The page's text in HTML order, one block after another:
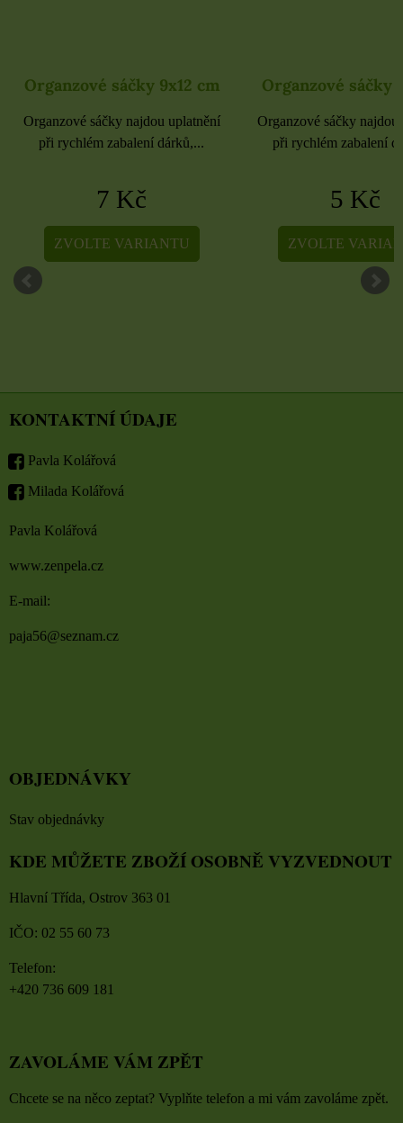
Organzové sáčky 9x12 cm
Organzové sáčky najdou uplatnění
při rychlém zabalení dárků,...
7 Kč
ZVOLTE VARIANTU
Organzové sáčky
Organzové sáčky najdou
při rychlém zabalení
5 Kč
ZVOLTE
KONTAKTNÍ ÚDAJE
Pavla Kolářová
Milada Kolářová
Pavla Kolářová
www.zenpela.cz
E-mail:
paja56@seznam.cz
OBJEDNÁVKY
Stav objednávky
KDE MŮŽETE ZBOŽÍ OSOBNĚ VYZVEDNOUT
Hlavní Třída, Ostrov 363 01
IČO: 02 55 60 73
Telefon:
+420 736 609 181
ZAVOLÁME VÁM ZPĚT
Chcete se na něco zeptat? Vyplňte telefon a mi vám zavoláme zpět.